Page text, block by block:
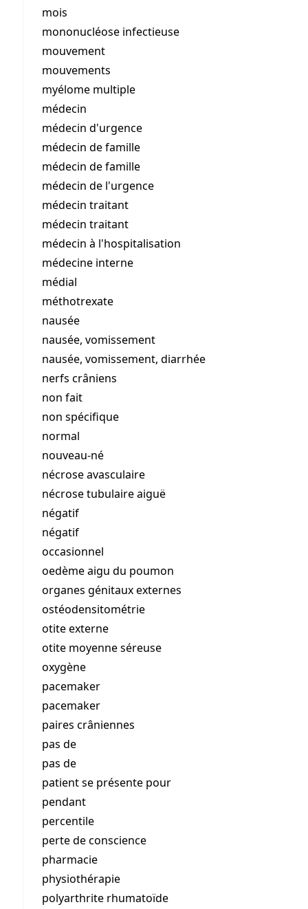
mois
mononucléose infectieuse
mouvement
mouvements
myélome multiple
médecin
médecin d'urgence
médecin de famille
médecin de famille
médecin de l'urgence
médecin traitant
médecin traitant
médecin à l'hospitalisation
médecine interne
médial
méthotrexate
nausée
nausée, vomissement
nausée, vomissement, diarrhée
nerfs crâniens
non fait
non spécifique
normal
nouveau-né
nécrose avasculaire
nécrose tubulaire aiguë
négatif
négatif
occasionnel
oedème aigu du poumon
organes génitaux externes
ostéodensitométrie
otite externe
otite moyenne séreuse
oxygène
pacemaker
pacemaker
paires crâniennes
pas de
pas de
patient se présente pour
pendant
percentile
perte de conscience
pharmacie
physiothérapie
polyarthrite rhumatoïde